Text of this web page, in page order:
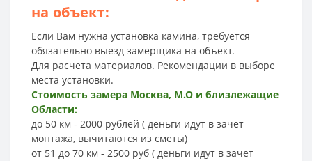
на объект:
Если Вам нужна установка камина, требуется
обязательно выезд замерщика на объект.
Для расчета материалов. Рекомендации в выборе
места установки.
Стоимость замера Москва, М.О и близлежащие
Области:
до 50 км - 2000 рублей ( деньги идут в зачет
монтажа, вычитаются из сметы)
от 51 до 70 км - 2500 руб ( деньги идут в зачет